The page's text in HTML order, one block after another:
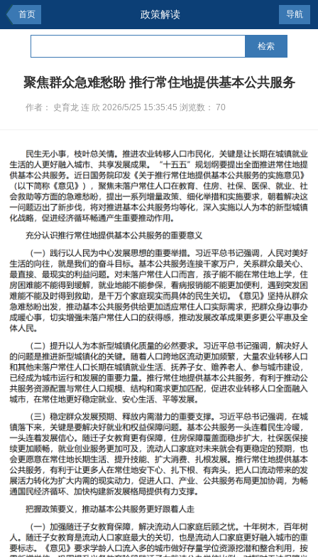
首页 导航
政策解读
检索
聚焦群众急难愁盼 推行常住地提供基本公共服务
作者： 史育龙 连 欣 2026/5/25 15:35:45 浏览数： 70